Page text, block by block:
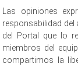
Las opiniones
responsabilidad del
del Portal que lo
miembros del
compartimos la